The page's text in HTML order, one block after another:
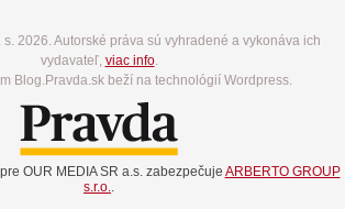
2026. Autorské práva sú vyhradené a vykonáva ich
vydavateľ, viac info.
Blog.Pravda.sk beží na technológií Wordpress.
OUR MEDIA SR a.s. zabezpečuje ARBERTO GROUP
s.r.o..